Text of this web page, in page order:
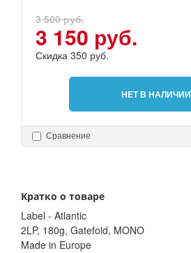
3 500 руб.
3 150 руб.
Скидка 350 руб.
НЕТ В НАЛИЧИИ
Сравнение
Кратко о товаре
Label - Atlantic
2LP, 180g, Gatefold, MONO
Made in Europe